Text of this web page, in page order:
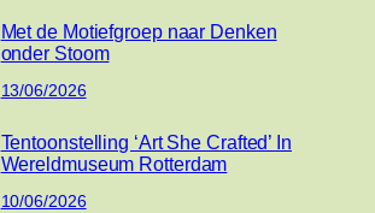
Met de Motiefgroep naar Denken
onder Stoom
13/06/2026
Tentoonstelling ‘Art She Crafted’ In
Wereldmuseum Rotterdam
10/06/2026